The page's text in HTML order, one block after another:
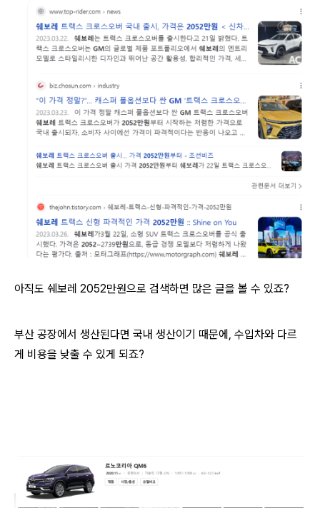
아직도 쉐보레 2052만원으로 검색하면 많은 글을 볼 수 있죠?
부산 공장에서 생산된다면 국내 생산이기 때문에, 수입차와 다르
게 비용을 낮출 수 있게 되죠?